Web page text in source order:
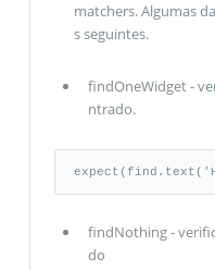
matchers. Algumas
s seguintes.
findOneWidget -
ntrado.
findNothing -
do